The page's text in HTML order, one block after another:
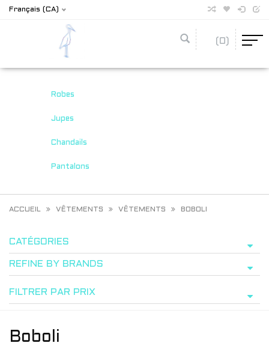
Français (CA)
(0)
Robes
Jupes
Chandails
Pantalons
ACCUEIL VÊTEMENTS VÊTEMENTS BOBOLI
CATÉGORIES
REFINE BY BRANDS
FILTRER PAR PRIX
Boboli